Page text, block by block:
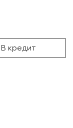
В кредит